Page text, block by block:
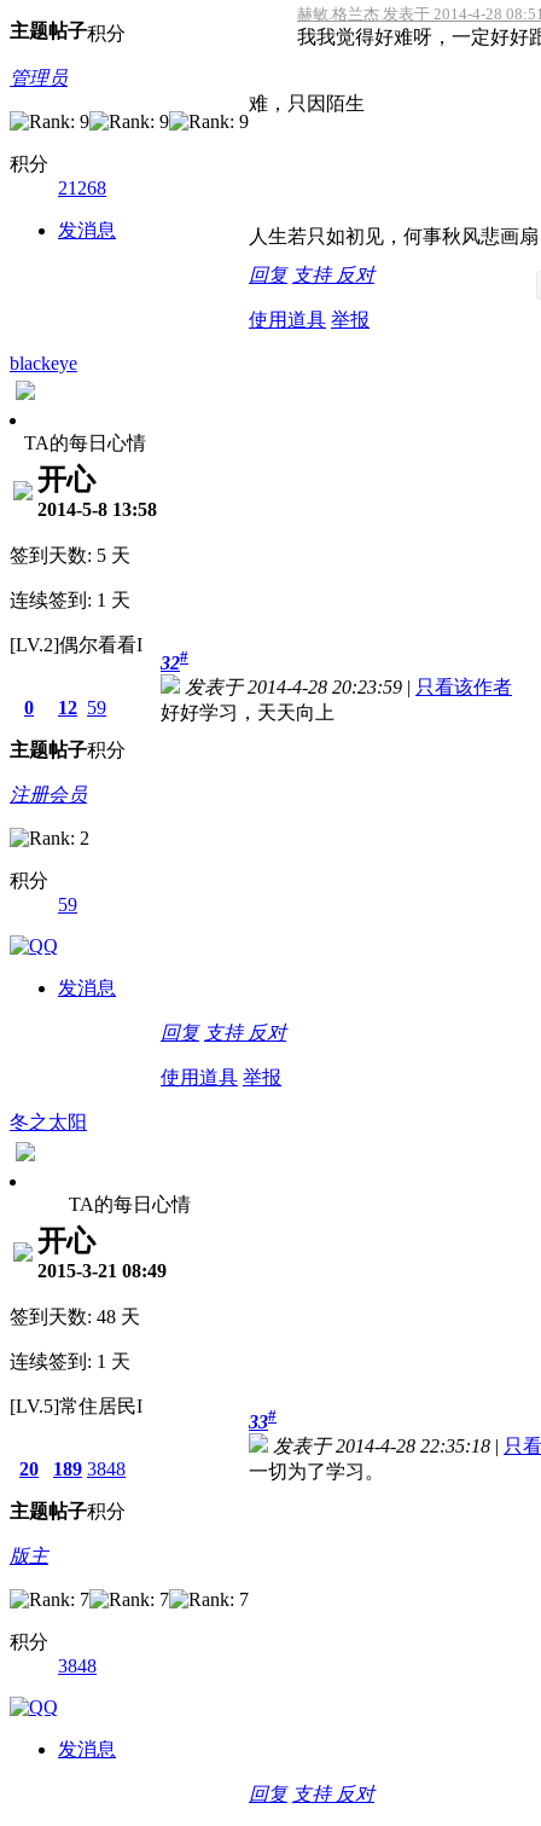
主题帖子积分
管理员
积分
21268
发消息
赫敏.格兰杰 发表于 2014-4-28
我我觉得好难呀，一定好好
难，只因陌生
人生若只如初见，何事秋风悲画扇
回复 支持 反对
使用道具 举报
blackeye
TA的每日心情
开心
2014-5-8 13:58
签到天数: 5 天
连续签到: 1 天
[LV.2]偶尔看看I
0
主题
12
帖子
59
积分
注册会员
积分
59
发消息
32#
发表于 2014-4-28 20:23:59 | 只看该作者
好好学习，天天向上
回复 支持 反对
使用道具 举报
冬之太阳
TA的每日心情
开心
2015-3-21 08:49
签到天数: 48 天
连续签到: 1 天
[LV.5]常住居民I
20
主题
189
帖子
3848
积分
版主
积分
3848
发消息
33#
发表于 2014-4-28 22:35:18 | 只
一切为了学习。
回复 支持 反对